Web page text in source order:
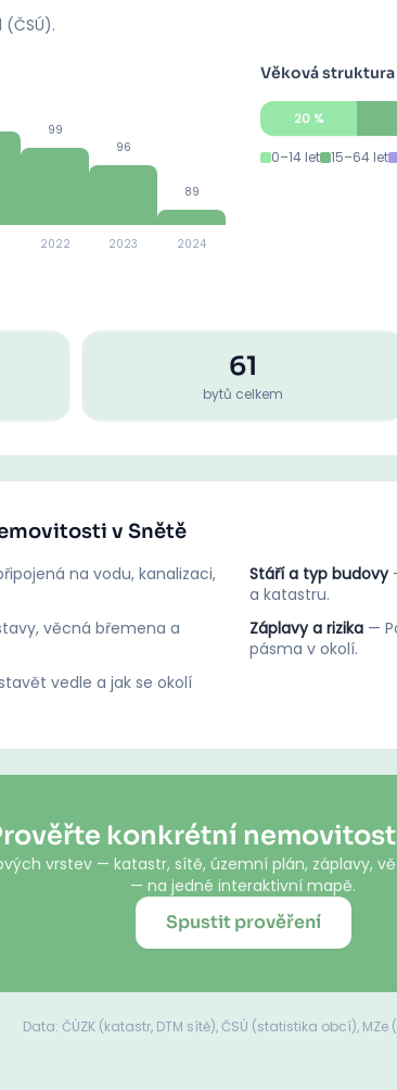
99
2022
96
2023
89
2024
Věková struktura
20%
0–14 let 15–64 let
61
bytů celkem
v Snětě
na vodu, kanalizaci,
Stáří a typ budovy
a katastru.
věcná břemena a
Záplavy a rizika —
pásma v okolí.
vedle a jak se okolí
konkrétní nemovitost
vrstev — katastr, sítě, územní plán, záplavy,
— na jedné interaktivní mapě.
Spustit prověření
Data: ČÚZK (katastr, DTM sítě), ČSÚ (statistika obcí), MZe